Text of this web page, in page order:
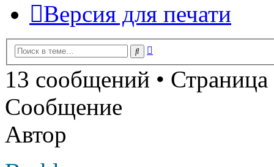
Версия для печати
Поиск
13 сообщений • Страница
Сообщение
Автор